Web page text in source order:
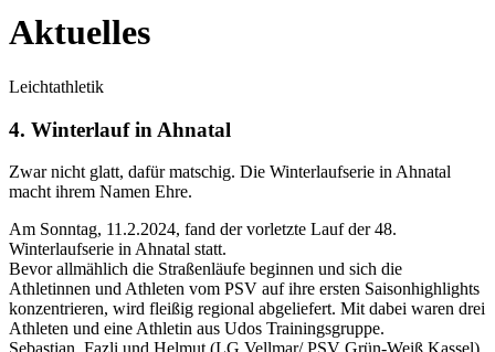
Aktuelles
Leichtathletik
4. Winterlauf in Ahnatal
Zwar nicht glatt, dafür matschig. Die Winterlaufserie in Ahnatal
macht ihrem Namen Ehre.
Am Sonntag, 11.2.2024, fand der vorletzte Lauf der 48.
Winterlaufserie in Ahnatal statt.
Bevor allmählich die Straßenläufe beginnen und sich die
Athletinnen und Athleten vom PSV auf ihre ersten Saisonhighlights
konzentrieren, wird fleißig regional abgeliefert. Mit dabei waren drei
Athleten und eine Athletin aus Udos Trainingsgruppe.